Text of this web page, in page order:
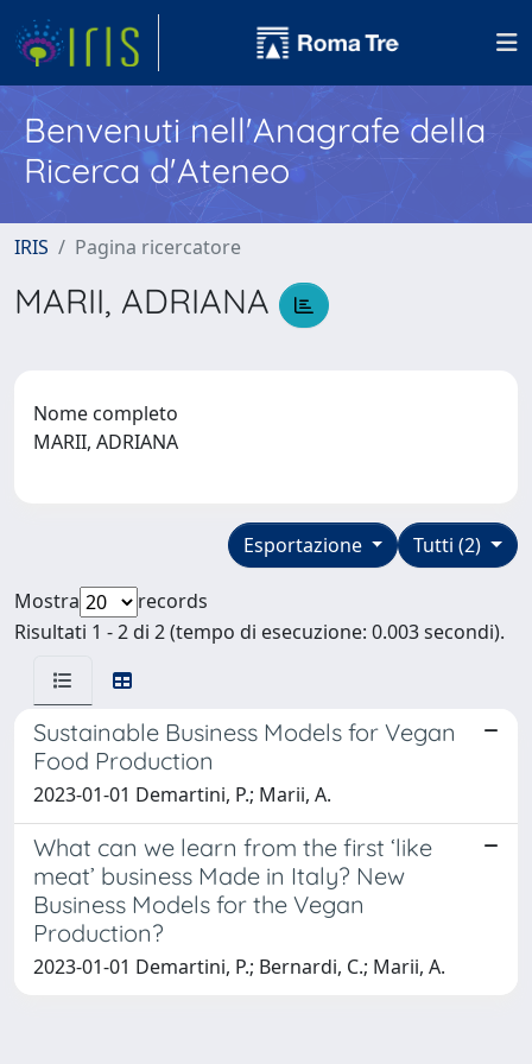
Benvenuti nell'Anagrafe della
Ricerca d'Ateneo
IRIS Pagina ricercatore
MARII, ADRIANA
Nome completo
MARII, ADRIANA
Tutti (2)
Esportazione
Mostra
records
Risultati 1 - 2 di 2 (tempo di esecuzione: 0.003 secondi).
Sustainable Business Models for Vegan
Food Production
2023-01-01 Demartini, P.; Marii, A.
What can we learn from the first ‘like
meat’ business Made in Italy? New
Business Models for the Vegan
Production?
2023-01-01 Demartini, P.; Bernardi, C.; Marii, A.